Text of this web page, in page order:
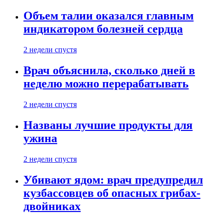
Объем талии оказался главным
индикатором болезней сердца
2 недели спустя
Врач объяснила, сколько дней в
неделю можно перерабатывать
2 недели спустя
Названы лучшие продукты для
ужина
2 недели спустя
Убивают ядом: врач предупредил
кузбассовцев об опасных грибах-
двойниках